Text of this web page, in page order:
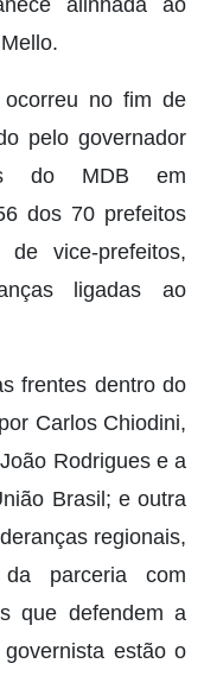
alinhada ao
no fim de
pelo governador
do MDB em
dos 70 prefeitos
vice-prefeitos,
ligadas ao
frentes dentro do
Carlos Chiodini,
Rodrigues e a
Brasil; e outra
regionais,
parceria com
que defendem a
estão o